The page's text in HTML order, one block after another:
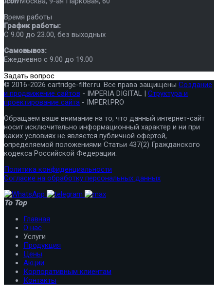
Время работы
График работы:
C 9.00 до 23.00, без выходных
Самовывоз:
Ежедневно с 9.00 до 19.00
Задать вопрос
© 2016-2026 cartridge-filter.ru. Все права защищены Создание
и продвижение сайтов - IMPERIA DIGITAL | Структура и
проектирование сайта - IMPERI.PRO
Обращаем ваше внимание на то, что данный интернет-сайт
носит исключительно информационный характер и ни при
каких условиях не является публичной офертой,
определяемой положениями Статьи 437(2) Гражданского
кодекса Российской Федерации.
Политика конфиденциальности
Согласие на обработку персональных данных
To Top
Главная
О нас
Услуги
Продукция
Цены
Акции
Корпоративным клиентам
Контакты